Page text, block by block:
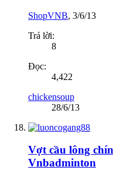
ShopVNB, 3/6/13
Trả lời:
8
Đọc:
4,422
chickensoup
28/6/13
Vợt cầu lông
Vnbadminton